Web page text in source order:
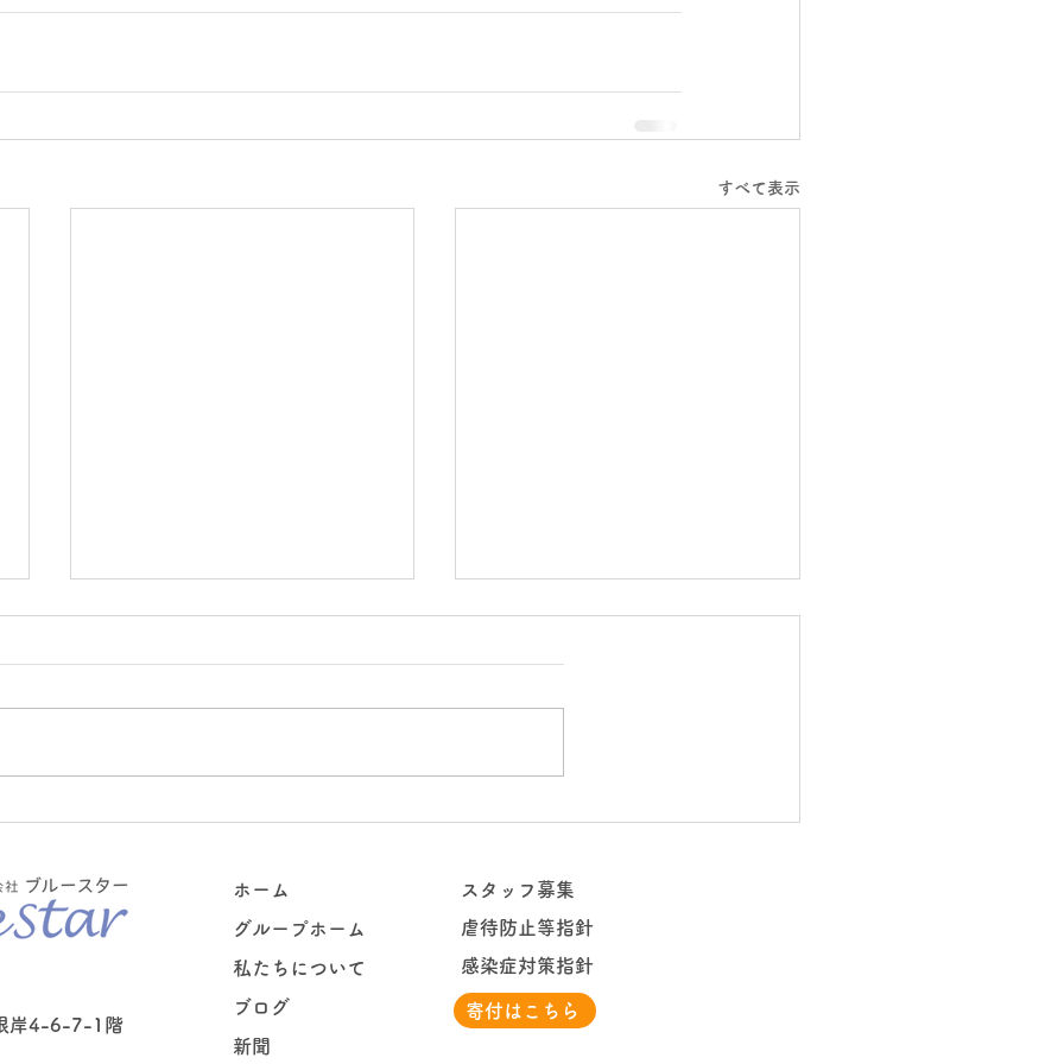
すべて表示
これまでの歩みに心から感謝
岸4-6-7-1階
ホーム
グループホーム
私たちについて
ブログ
新聞
スタッフ募集
虐待防止等指針
感染症対策指針
寄付はこちら